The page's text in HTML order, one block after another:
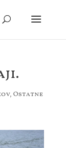
, Ostatne